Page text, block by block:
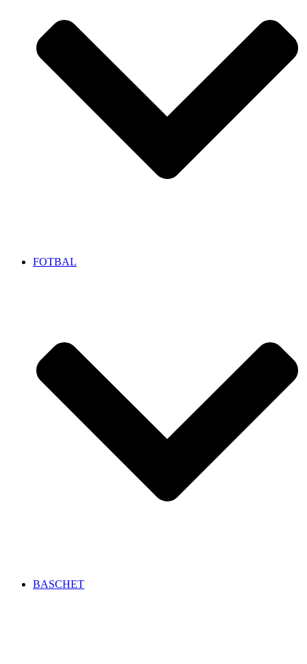
FOTBAL
BASCHET